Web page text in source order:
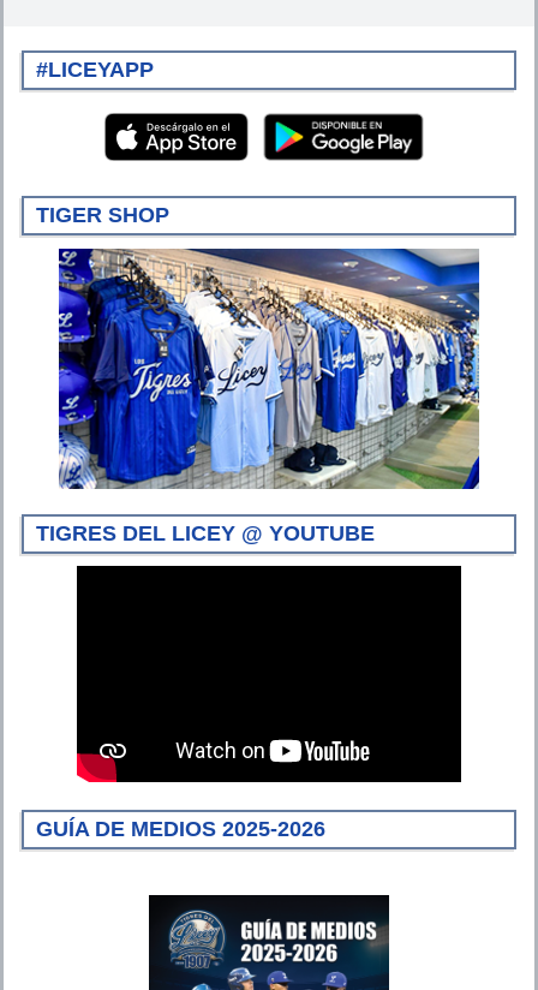
#LICEYAPP
TIGER SHOP
TIGRES DEL LICEY @ YOUTUBE
GUÍA DE MEDIOS 2025-2026